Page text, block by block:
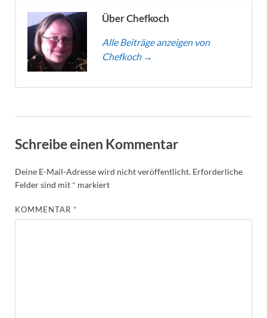
Über Chefkoch
Alle Beiträge anzeigen von
Chefkoch →
Schreibe einen Kommentar
Deine E-Mail-Adresse wird nicht veröffentlicht. Erforderliche
Felder sind mit * markiert
KOMMENTAR*